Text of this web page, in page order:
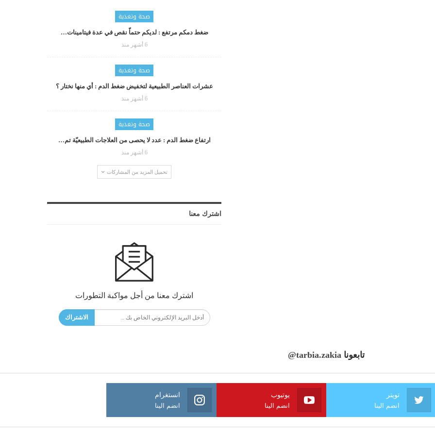
صحة وتغذية
ضغط دمكم مرتفع : لديكم حتماّ نقص في عدة فيتامينات…
6 أشهر منذ
صحة وتغذية
عشرات العناصر الطبيعية لتخفيض ضغط الدم : أي منها نختار ؟
6 أشهر منذ
صحة وتغذية
ارتفاع ضغط الدم : عدد لا يحصى من العلاجات الطبيعيّة تم…
6 أشهر منذ
تحميل المزيد من المشاركات
اشترك معنا
اشترك معنا من أجل مواكبة التطورات
الاشتراك
تابعونا @tarbia.zakia
تويتر
انضم الينا
يوتيوب
انضم الينا
انستغرام
انضم الينا